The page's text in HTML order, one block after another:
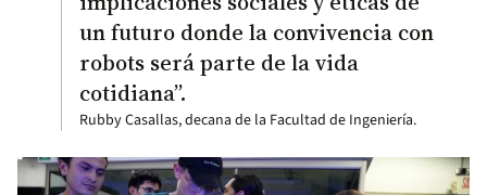
un futuro donde la convivencia con
robots será parte de la vida
cotidiana”.
Rubby Casallas, decana de la Facultad de Ingeniería.